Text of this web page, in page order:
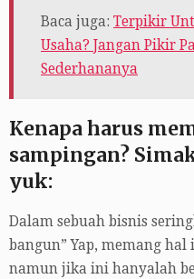
Baca juga: Terpikir
Usaha? Jangan Pikir
Sederhananya
Kenapa harus
sampingan?
yuk:
Dalam sebuah bisnis
bangun” Yap, memang
namun jika ini hanyalah